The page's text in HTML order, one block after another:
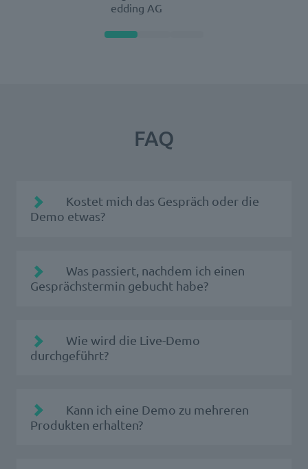
edding AG
FAQ
Kostet mich das Gespräch oder die
Demo etwas?
Was passiert, nachdem ich einen
Gesprächstermin gebucht habe?
Der passende Ansprechpartner der d.velop
wird sich bei Ihnen melden, um genauere
Wie wird die Live-Demo
durchgeführt?
Ein:e Mitarbeiter:in der d.velop präsentiert
Ihnen im Online-Meeting gemäß Ihrer
Kann ich eine Demo zu mehreren
Produkten erhalten?